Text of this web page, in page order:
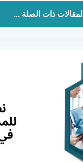
المقالات ذات الصلة ...